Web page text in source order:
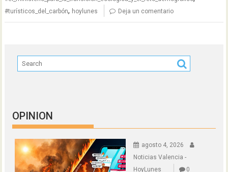
#turísticos_del_carbón, hoylunes Deja un comentario
OPINION
agosto 4, 2026
Noticias Valencia -
HoyLunes
0